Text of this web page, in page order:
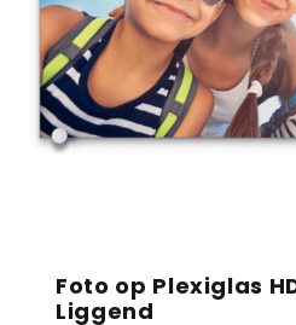
Foto op Plexiglas
Liggend